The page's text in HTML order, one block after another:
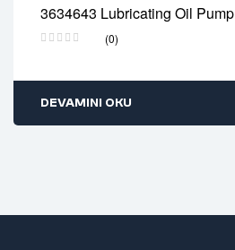
3634643 Lubricating Oil Pump
(0)
2 years warranty
Delivery time: 1-2 business days
DEVAMINI OKU